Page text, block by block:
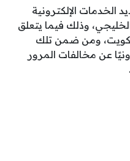
الخدمات الإلكترونية
وذلك فيما يتعلق
ومن ضمن تلك
عن مخالفات المرور